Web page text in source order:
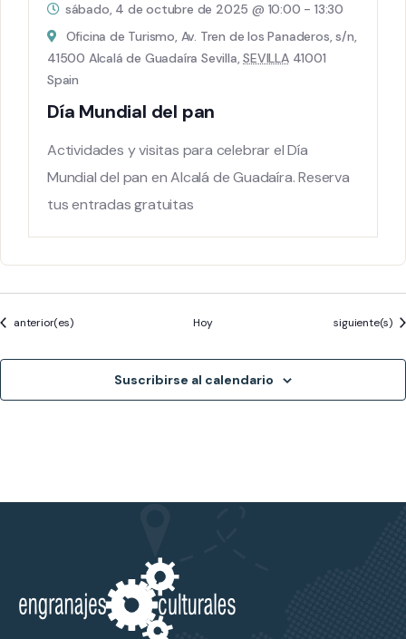
sábado, 4 de octubre de 2025 @ 10:00 -13:30
Oficina de Turismo, Av. Tren de los Panaderos, s/n,
41500 Alcalá de Guadaíra Sevilla,SEVILLA41001
Spain
Día Mundial del pan
Actividades y visitas para celebrar el Día
Mundial del pan en Alcalá de Guadaíra. Reserva
tus entradas gratuitas
Eventos
anterior(es) Hoy Eventos
siguiente(s)
Suscribirse al calendario